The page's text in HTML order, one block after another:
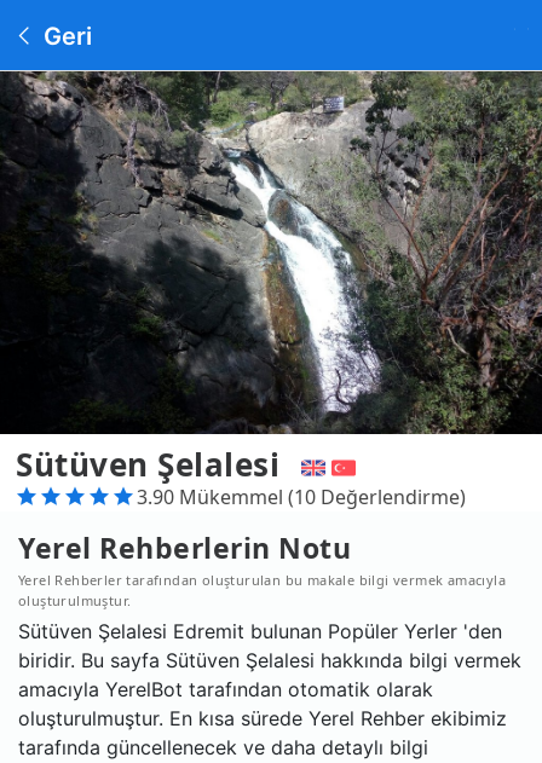
Geri
Sütüven Şelalesi
3.90 Mükemmel (10 Değerlendirme)
Yerel Rehberlerin Notu
Yerel Rehberler tarafından oluşturulan bu makale bilgi vermek amacıyla
oluşturulmuştur.
Sütüven Şelalesi Edremit bulunan Popüler Yerler 'den
biridir. Bu sayfa Sütüven Şelalesi hakkında bilgi vermek
amacıyla YerelBot tarafından otomatik olarak
oluşturulmuştur. En kısa sürede Yerel Rehber ekibimiz
tarafında güncellenecek ve daha detaylı bilgi